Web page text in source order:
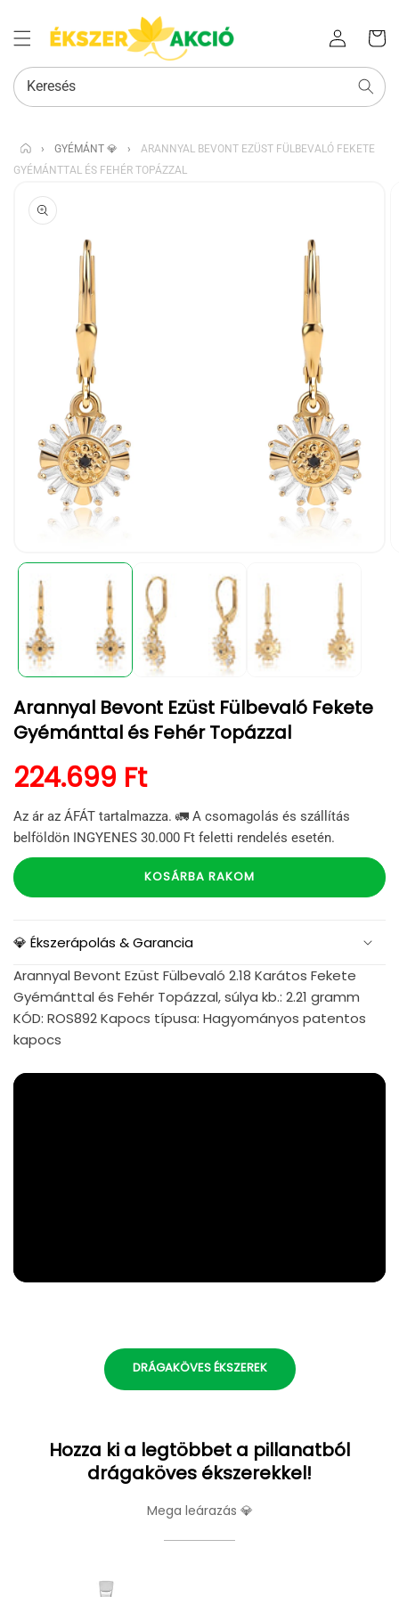
Bejelentkezés
kosara
Keresés
› GYÉMÁNT 💎 ›
ARANNYAL BEVONT EZÜST FÜLBEVALÓ FEKETE
GYÉMÁNTTAL ÉS FEHÉR TOPÁZZAL
UGRÁS A
TERMÉKADATOKRA
médiafájl
megnyitása
modális
párbeszédpanelen
Arannyal Bevont Ezüst Fülbevaló Fekete
Gyémánttal és Fehér Topázzal
Normál ár
224.699 Ft
Az ár az ÁFÁT tartalmazza. 🚛 A csomagolás és szállítás
belföldön INGYENES 30.000 Ft feletti rendelés esetén.
KOSÁRBA RAKOM
💎 Ékszerápolás & Garancia
Arannyal Bevont Ezüst Fülbevaló 2.18 Karátos Fekete
Gyémánttal és Fehér Topázzal, súlya kb.: 2.21 gramm
KÓD: ROS892 Kapocs típusa: Hagyományos patentos
kapocs
DRÁGAKÖVES ÉKSZEREK
Hozza ki a legtöbbet a pillanatból
drágaköves ékszerekkel!
Mega leárazás 💎